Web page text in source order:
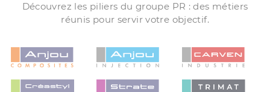
Découvrez les piliers du groupe PR : des métiers
réunis pour servir votre objectif.